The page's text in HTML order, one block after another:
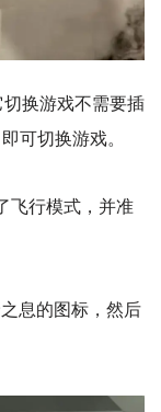
换游戏不需要插
可切换游戏。
飞行模式，并准
息的图标，然后